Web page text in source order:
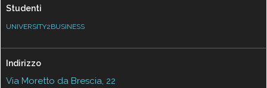
Studenti
UNIVERSITY2BUSINESS
Indirizzo
Via Moretto da Brescia, 22